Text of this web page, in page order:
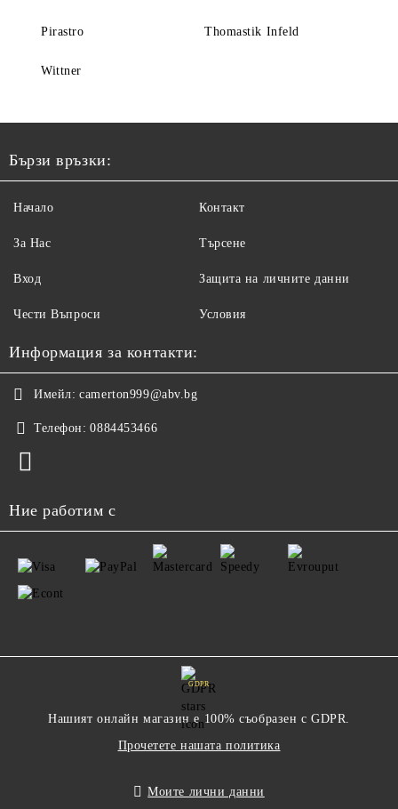
Pirastro Thomastik Infeld
Wittner
Бързи връзки:
Начало
За Нас
Вход
Чести Въпроси
Контакт
Търсене
Защита на личните данни
Условия
Информация за контакти:
Имейл: camerton999@abv.bg
Телефон: 0884453466
Ние работим с
GDPR
Нашият онлайн магазин е 100% съобразен с GDPR.
Прочетете нашата политика
Моите лични данни